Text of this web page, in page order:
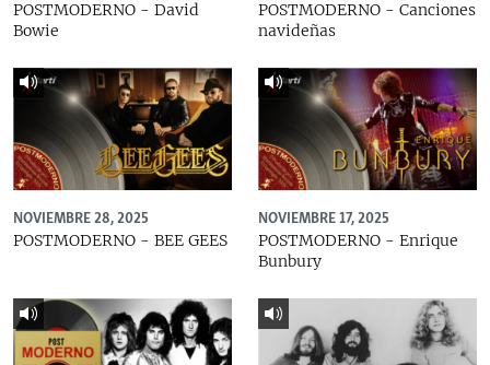
POSTMODERNO - David
Bowie
POSTMODERNO - Canciones
navideñas
NOVIEMBRE 28, 2025
POSTMODERNO - BEE GEES
NOVIEMBRE 17, 2025
POSTMODERNO - Enrique
Bunbury